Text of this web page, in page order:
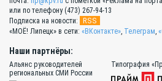
или по телефону (473) 267-94-13
Подписка на новости:
RSS
«МОЁ! Липецк» в сети: «ВКонтакте», Телеграм,
Наши партнёры:
Альянс руководителей
региональных СМИ России
Типография